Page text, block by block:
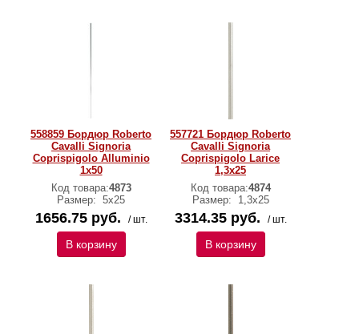
558859 Бордюр Roberto
Cavalli Signoria
Coprispigolo Alluminio
1x50
Код товара:4873
Размер: 5x25
1656.75 руб. / шт.
В корзину
557721 Бордюр Roberto
Cavalli Signoria
Coprispigolo Larice
1,3x25
Код товара:4874
Размер:
1,3x25
3314.35 руб. / шт.
В корзину